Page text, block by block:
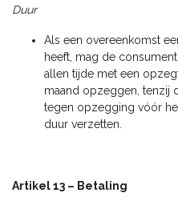
Duur
Als een overeenkomst
heeft, mag de
allen tijde met een
maand opzeggen, tenzij
tegen opzegging vóór
duur verzetten.
Artikel 13 – Betaling